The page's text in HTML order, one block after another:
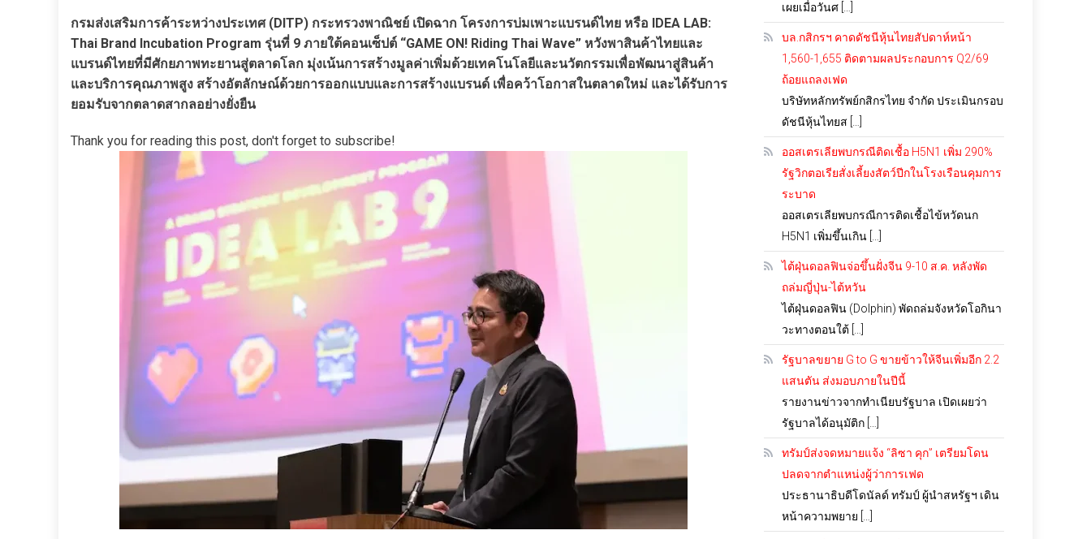
กรมส่งเสริมการค้าระหว่างประเทศ (DITP) กระทรวงพาณิชย์ เปิดฉาก โครงการบ่มเพาะแบรนด์ไทย หรือ IDEA LAB:
Thai Brand Incubation Program รุ่นที่ 9 ภายใต้คอนเซ็ปต์ “GAME ON! Riding Thai Wave” หวังพาสินค้าไทยและ
แบรนด์ไทยที่มีศักยภาพทะยานสู่ตลาดโลก มุ่งเน้นการสร้างมูลค่าเพิ่มด้วยเทคโนโลยีและนวัตกรรมเพื่อพัฒนาสู่สินค้า
และบริการคุณภาพสูง สร้างอัตลักษณ์ด้วยการออกแบบและการสร้างแบรนด์ เพื่อคว้าโอกาสในตลาดใหม่ และได้รับการ
ยอมรับจากตลาดสากลอย่างยั่งยืน
Thank you for reading this post, don't forget to subscribe!
เผยเมื่อวันศ […]
บล.กสิกรฯ คาดดัชนีหุ้นไทยสัปดาห์หน้า
1,560-1,655 ติดตามผลประกอบการ Q2/69
ถ้อยแถลงเฟด
บริษัทหลักทรัพย์กสิกรไทย จำกัด ประเมินกรอบ
ดัชนีหุ้นไทยส […]
ออสเตรเลียพบกรณีติดเชื้อ H5N1 เพิ่ม 290%
รัฐวิกตอเรียสั่งเลี้ยงสัตว์ปีกในโรงเรือนคุมการ
ระบาด
ออสเตรเลียพบกรณีการติดเชื้อไข้หวัดนก
H5N1 เพิ่มขึ้นเกิน […]
ไต้ฝุ่นดอลฟินจ่อขึ้นฝั่งจีน 9-10 ส.ค. หลังพัด
ถล่มญี่ปุ่น-ไต้หวัน
ไต้ฝุ่นดอลฟิน (Dolphin) พัดถล่มจังหวัดโอกินา
วะทางตอนใต้ […]
รัฐบาลขยาย G to G ขายข้าวให้จีนเพิ่มอีก 2.2
แสนตัน ส่งมอบภายในปีนี้
รายงานข่าวจากทำเนียบรัฐบาล เปิดเผยว่า
รัฐบาลได้อนุมัติก […]
ทรัมป์ส่งจดหมายแจ้ง “ลิซา คุก” เตรียมโดน
ปลดจากตำแหน่งผู้ว่าการเฟด
ประธานาธิบดีโดนัลด์ ทรัมป์ ผู้นำสหรัฐฯ เดิน
หน้าความพยาย […]